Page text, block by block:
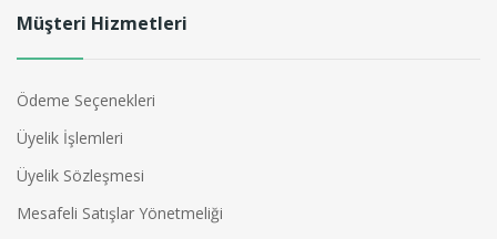
Müşteri Hizmetleri
Ödeme Seçenekleri
Üyelik İşlemleri
Üyelik Sözleşmesi
Mesafeli Satışlar Yönetmeliği